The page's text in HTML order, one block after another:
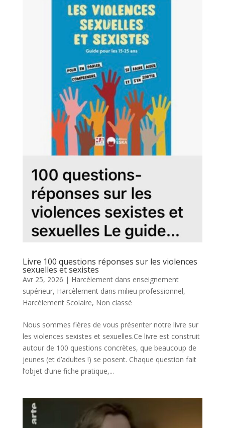
Livre 100 questions réponses sur les violences
sexuelles et sexistes
Avr 25, 2026 | Harcèlement dans enseignement
supérieur, Harcèlement dans milieu professionnel,
Harcèlement Scolaire, Non classé
Nous sommes fières de vous présenter notre livre sur
les violences sexistes et sexuelles.Ce livre est construit
autour de 100 questions concrètes, que beaucoup de
jeunes (et d’adultes !) se posent. Chaque question fait
l’objet d’une fiche pratique,...